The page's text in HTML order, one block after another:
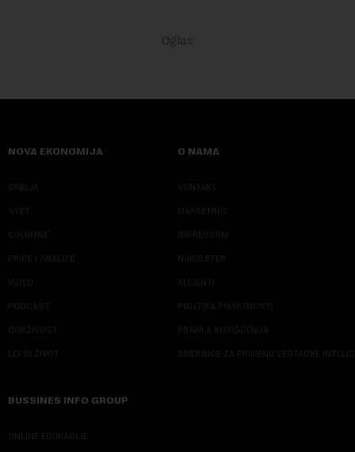
NOVA EKONOMIJA
SRBIJA
SVET
KOLUMNE
PRIČE I ANALIZE
VIDEO
PODCAST
ODRŽIVOST
LEPŠI ŽIVOT
O NAMA
KONTAKT
MARKETING
IMPRESSUM
NJUZLETER
KLIJENTI
POLITIKA PRIVATNOSTI
PRAVILA KORIŠĆENJA
SMERNICE ZA PRIMENU VEŠTAČKE
BUSSINES INFO GROUP
ONLINE EDUKACIJE